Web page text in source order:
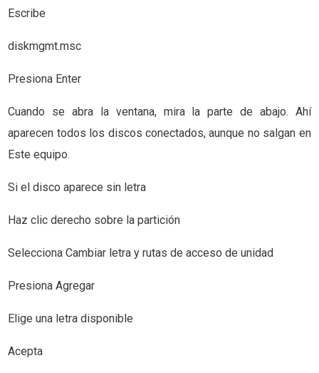
Escribe
diskmgmt.msc
Presiona Enter
Cuando se abra la ventana, mira la parte de abajo. Ahí
aparecen todos los discos conectados, aunque no salgan en
Este equipo.
Si el disco aparece sin letra
Haz clic derecho sobre la partición
Selecciona Cambiar letra y rutas de acceso de unidad
Presiona Agregar
Elige una letra disponible
Acepta